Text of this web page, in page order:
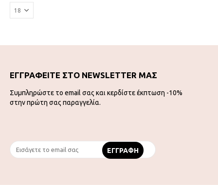
ΕΓΓΡΑΦΕΙΤΕ ΣΤΟ NEWSLETTER ΜΑΣ
Συμπληρώστε το email σας και κερδίστε έκπτωση -10%
στην πρώτη σας παραγγελία.